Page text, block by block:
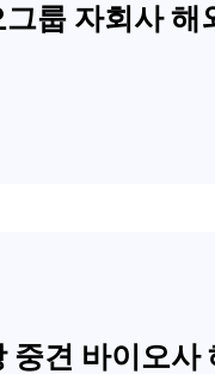
룹 자회사 해
중견 바이오사